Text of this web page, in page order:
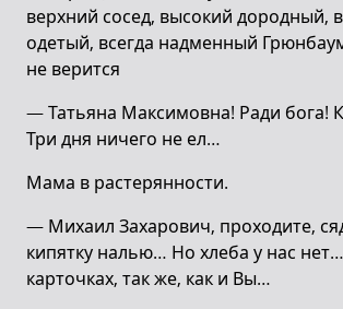
верхний сосед, высокий дородный,
одетый, всегда надменный
не верится
— Татьяна Максимовна! Ради бога!
Три дня ничего не ел…
Мама в растерянности.
— Михаил Захарович, проходите,
кипятку налью… Но хлеба у нас
карточках, так же, как и Вы…